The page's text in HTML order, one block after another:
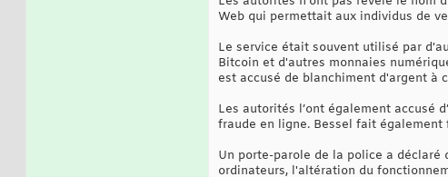
Web qui permettait aux individus de
Le service était souvent utilisé par
Bitcoin et d'autres monnaies
est accusé de blanchiment d'argent à
Les autorités l’ont également accusé
fraude en ligne. Bessel fait
Un porte-parole de la police a déclaré
ordinateurs, l'altération du